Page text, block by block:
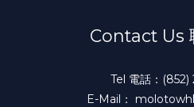
Contact Us
Tel 電話：(852)
E-Mail：